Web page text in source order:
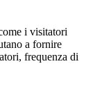
i visitatori
a fornire
frequenza di